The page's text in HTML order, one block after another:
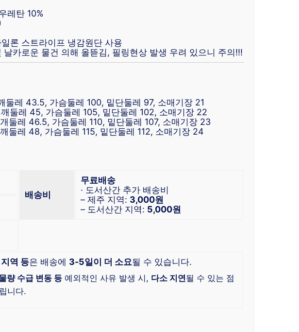
레탄 10%
론 스트라이프 냉감원단 사용
카로운 물건 의해 올뜯김, 필링현상 발생 우려 있으니 주의!!!
둘레 43.5, 가슴둘레 100, 밑단둘레 97, 소매기장 21
둘레 45, 가슴둘레 105, 밑단둘레 102, 소매기장 22
둘레 46.5, 가슴둘레 110, 밑단둘레 107, 소매기장 23
둘레 48, 가슴둘레 115, 밑단둘레 112, 소매기장 24
배송비
무료배송
· 도서산간 추가 배송비
– 제주 지역: 3,000원
– 도서산간 지역: 5,000원
역 등은 배송에 3-5일이 더 소요될 수 있습니다.
량 수급 변동 등 예외적인 사유 발생 시, 다소 지연될 수 있는 점
니다.